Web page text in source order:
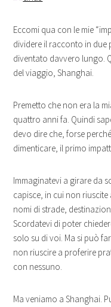
Eccomi qua con le mie
dividere il racconto in due
diventato davvero lungo.
del viaggio, Shanghai.
Premetto che non era la
quattro anni fa. Quindi
devo dire che, forse
dimenticare, il primo
Immaginatevi a girare da
capisce, in cui non
nomi di strade,
Scordatevi di poter
solo su di voi. Ma si può
non riuscire a proferire
con nessuno.
Ma veniamo a Shanghai.